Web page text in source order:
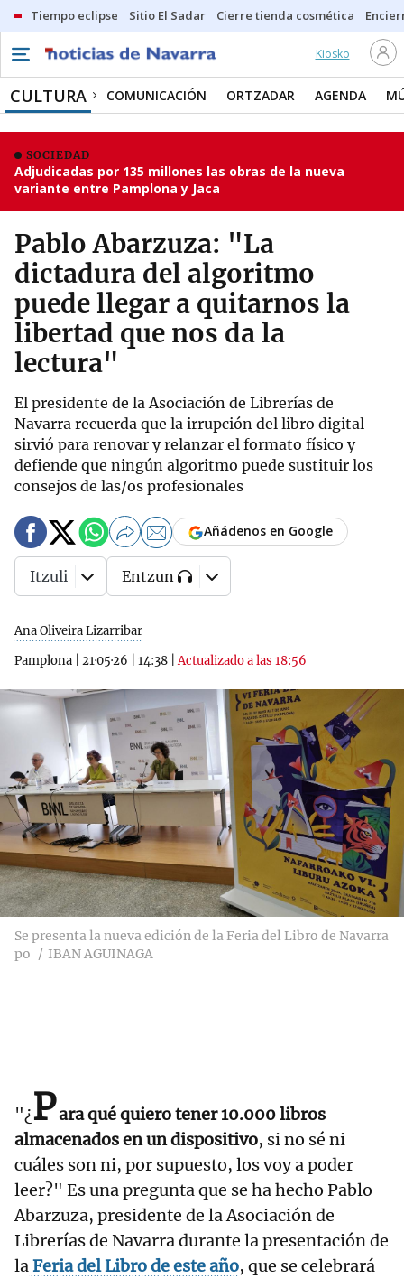
Tiempo eclipse Sitio El Sadar Cierre tienda cosmética
Kiosko
CULTURA COMUNICACIÓN ORTZADAR AGENDA
SOCIEDAD
Adjudicadas por 135 millones las obras de la nueva
variante entre Pamplona y Jaca
Pablo Abarzuza: "La
dictadura del algoritmo
puede llegar a quitarnos la
libertad que nos da la
lectura"
El presidente de la Asociación de Librerías de
Navarra recuerda que la irrupción del libro digital
sirvió para renovar y relanzar el formato físico y
defiende que ningún algoritmo puede sustituir los
consejos de las/os profesionales
Ana Oliveira Lizarribar
Pamplona
21·05·26 14:38 |Actualizado a las 18:56
Añádenos en Google
Itzuli Entzun
Se presenta la nueva edición de la Feria del Libro de Navarra
po
IBAN AGUINAGA
"¿Para qué quiero tener 10.000 libros
almacenados en un dispositivo, si no sé ni
cuáles son ni, por supuesto, los voy a poder
leer?" Es una pregunta que se ha hecho Pablo
Abarzuza, presidente de la Asociación de
Librerías de Navarra durante la presentación de
laFeria del Libro de este año, que se celebrará